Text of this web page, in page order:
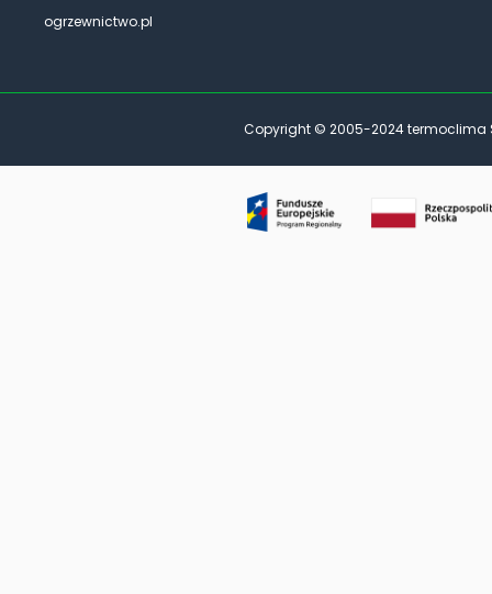
ogrzewnictwo.pl
Copyright © 2005-2024 termoclima